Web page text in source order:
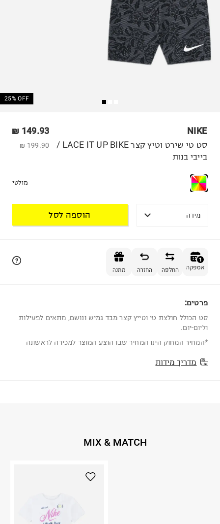
25% OFF
NIKE
149.93 ₪
199.90 ₪
סט טי שירט וטיץ קצר LACE IT UP BIKE /
בייבי בנות
מולטי
מידה הוספה לסל
1
אספקה החלפה החזרה מתנה
פרטים:
סט הכולל חולצת טי וטייץ קצר מבד גמיש ונושם, מתאים לפעילות
וליום-יום.
*המחיר המחוק הינו המחיר שבו הוצע המוצר למכירה לראשונה
מדריך מידות
MIX & MATCH